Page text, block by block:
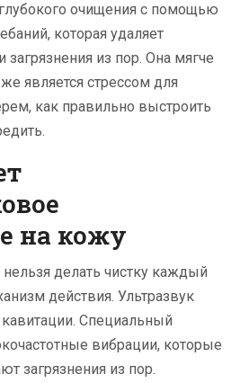
очищения с помощью
которая удаляет
из пор. Она мягче
является стрессом для
как правильно выстроить
на кожу
делать чистку каждый
действия. Ультразвук
Специальный
вибрации, которые
загрязнения из пор.